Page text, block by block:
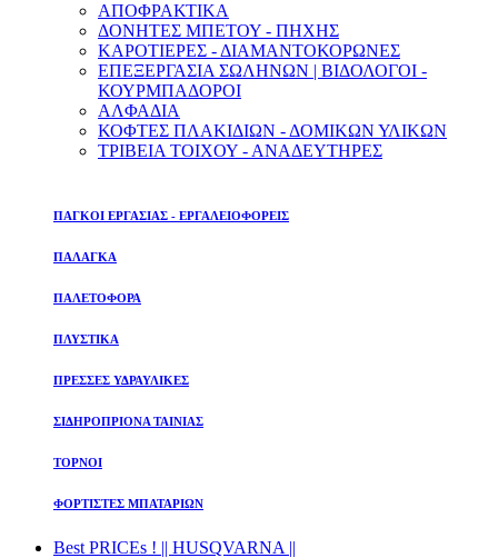
ΑΠΟΦΡΑΚΤΙΚΑ
ΔΟΝΗΤΕΣ ΜΠΕΤΟΥ - ΠΗΧΗΣ
ΚΑΡΟΤΙΕΡΕΣ - ΔΙΑΜΑΝΤΟΚΟΡΩΝΕΣ
ΕΠΕΞΕΡΓΑΣΙΑ ΣΩΛΗΝΩΝ | ΒΙΔΟΛΟΓΟΙ -
ΚΟΥΡΜΠΑΔΟΡΟΙ
ΑΛΦΑΔΙΑ
ΚΟΦΤΕΣ ΠΛΑΚΙΔΙΩΝ - ΔΟΜΙΚΩΝ ΥΛΙΚΩΝ
ΤΡΙΒΕΙΑ ΤΟΙΧΟΥ - ΑΝΑΔΕΥΤΗΡΕΣ
ΠΑΓΚΟΙ ΕΡΓΑΣΙΑΣ - ΕΡΓΑΛΕΙΟΦΟΡΕΙΣ
ΠΑΛΑΓΚΑ
ΠΑΛΕΤΟΦΟΡΑ
ΠΛΥΣΤΙΚΑ
ΠΡΕΣΣΕΣ ΥΔΡΑΥΛΙΚΕΣ
ΣΙΔΗΡΟΠΡΙΟΝΑ ΤΑΙΝΙΑΣ
ΤΟΡΝΟΙ
ΦΟΡΤΙΣΤΕΣ ΜΠΑΤΑΡΙΩΝ
Best PRICEs ! || HUSQVARNA ||